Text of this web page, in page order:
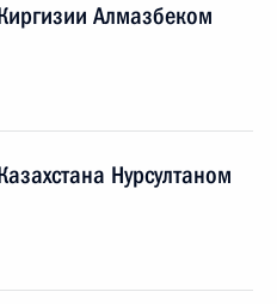
Алмазбеком
Нурсултаном